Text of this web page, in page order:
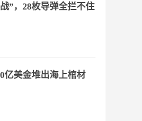
”，28枚导弹全拦不住
亿美金堆出海上棺材